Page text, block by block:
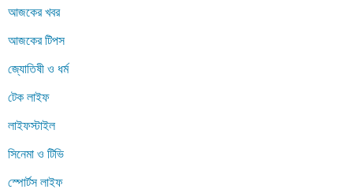
আজকের খবর
আজকের টিপস
জ্যোতিষী ও ধর্ম
টেক লাইফ
লাইফস্টাইল
সিনেমা ও টিভি
স্পোর্টস লাইফ